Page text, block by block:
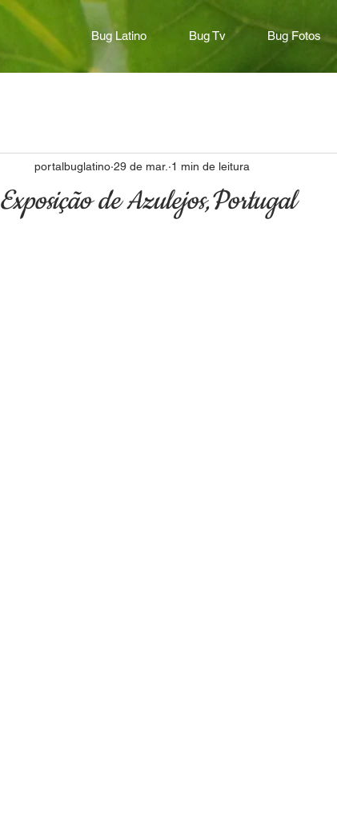
Bug Latino Bug Tv Bug Fotos
Exposição de Azulejos,Portugal
portalbuglatino 29 de mar. 1 min de leitura